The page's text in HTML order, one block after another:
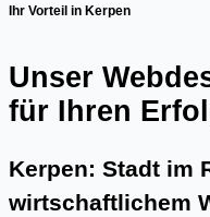
Ihr Vorteil in Kerpen
Unser
für Ihren
Kerpen: Stadt im
wirtschaftlichem